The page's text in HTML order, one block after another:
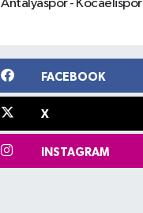
Antalyaspor - Kocaelispor
FACEBOOK
X
INSTAGRAM